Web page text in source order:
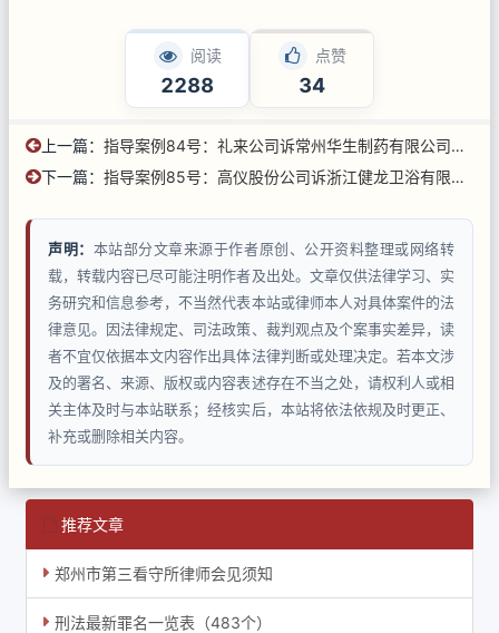
阅读
2288
点赞
34
上一篇： 指导案例84号：礼来公司诉常州华生制药有限公司侵害发明专利权纠纷案
下一篇： 指导案例85号：高仪股份公司诉浙江健龙卫浴有限公司侵害外观设计专利权纠纷案
声明： 本站部分文章来源于作者原创、公开资料整理或网络转
载，转载内容已尽可能注明作者及出处。文章仅供法律学习、实
务研究和信息参考，不当然代表本站或律师本人对具体案件的法
律意见。因法律规定、司法政策、裁判观点及个案事实差异，读
者不宜仅依据本文内容作出具体法律判断或处理决定。若本文涉
及的署名、来源、版权或内容表述存在不当之处，请权利人或相
关主体及时与本站联系；经核实后，本站将依法依规及时更正、
补充或删除相关内容。
推荐文章
郑州市第三看守所律师会见须知
刑法最新罪名一览表（483个）